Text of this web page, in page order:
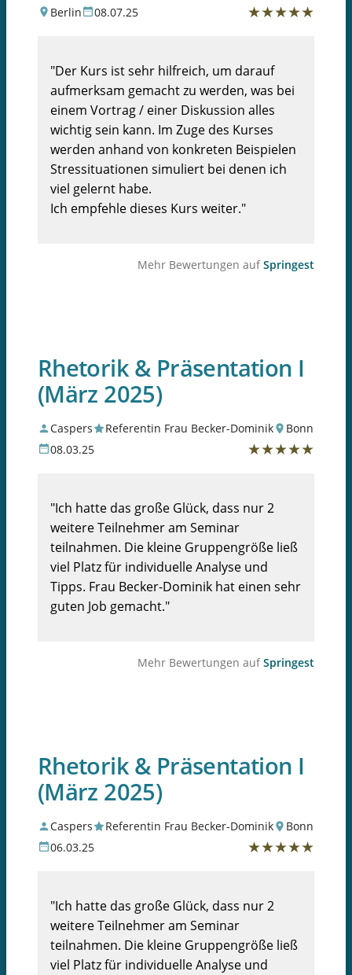
Berlin
08.07.25 ★★★★★
"Der Kurs ist sehr hilfreich, um darauf
aufmerksam gemacht zu werden, was bei
einem Vortrag / einer Diskussion alles
wichtig sein kann. Im Zuge des Kurses
werden anhand von konkreten Beispielen
Stressituationen simuliert bei denen ich
viel gelernt habe.
Ich empfehle dieses Kurs weiter."
Mehr Bewertungen aufSpringest
Rhetorik & Präsentation I
(März 2025)
Caspers Referentin Frau Becker-Dominik
Bonn
08.03.25
★★★★★
"Ich hatte das große Glück, dass nur 2
weitere Teilnehmer am Seminar
teilnahmen. Die kleine Gruppengröße ließ
viel Platz für individuelle Analyse und
Tipps. Frau Becker-Dominik hat einen sehr
guten Job gemacht."
Mehr Bewertungen aufSpringest
Rhetorik & Präsentation I
(März 2025)
Caspers Referentin Frau Becker-Dominik
Bonn
06.03.25
★★★★★
"Ich hatte das große Glück, dass nur 2
weitere Teilnehmer am Seminar
teilnahmen. Die kleine Gruppengröße ließ
viel Platz für individuelle Analyse und